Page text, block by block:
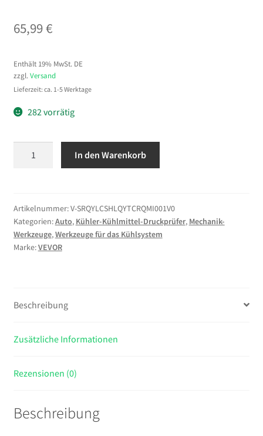
65,99€
Enthält 19% MwSt. DE
zzgl. Versand
Lieferzeit: ca. 1-5 Werktage
282 vorrätig
tlg.
Kühlwasser
Befüllgerät
mit
Passform,
für
Kühlsysteme,
und
In den Warenkorb
Artikelnummer:V-SRQYLCSHLQYTCRQMI001V0
Kategorien:Auto, Kühler-Kühlmittel-Druckprüfer, Mechanik-
Werkzeuge,Werkzeuge für das Kühlsystem
Marke:VEVOR
Beschreibung
Zusätzliche Informationen
Rezensionen (0)
Beschreibung